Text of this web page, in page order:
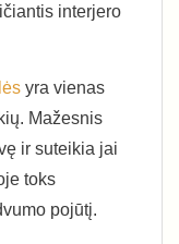
interjero
yra vienas
Mažesnis
ir suteikia jai
toks
pojūtį.